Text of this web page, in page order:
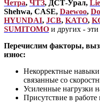
Четра, ЧТЗ, ДСТ-Урал,
Shehwa, CASE, Daewoo,
HYUNDAI, JCB, KATO,
SUMITOMO и других - эти
Перечислим факторы,
износ:
Некорректные
связанные со
Усиленные нагрузки
Присутствие в